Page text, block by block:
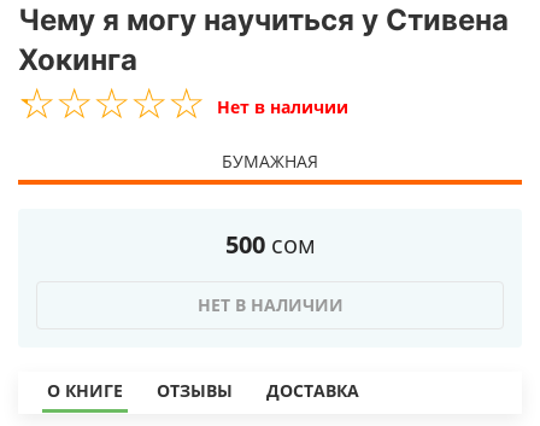
Чему я могу научиться у Стивена
Хокинга
☆☆☆☆☆
★★★★★ Нет в наличии
БУМАЖНАЯ
500 сом
НЕТ В НАЛИЧИИ
О КНИГЕ ОТЗЫВЫ ДОСТАВКА